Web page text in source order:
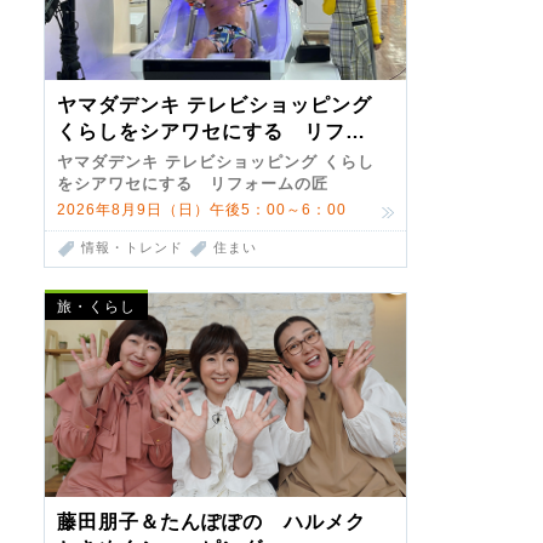
ヤマダデンキ テレビショッピング
くらしをシアワセにする リフォ
ームの匠 第7弾
ヤマダデンキ テレビショッピング くらし
をシアワセにする リフォームの匠
2026年8月9日（日）午後5：00～6：00
情報・トレンド 住まい
旅・くらし
藤田朋子＆たんぽぽの ハルメク